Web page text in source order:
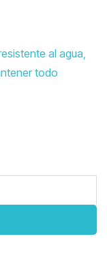
al agua,
todo